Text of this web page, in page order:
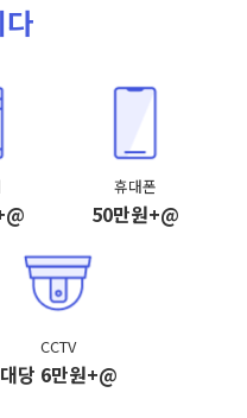
휴대폰
50만원+@
CCTV
대당 6만원+@